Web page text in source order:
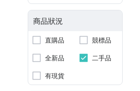
商品狀況
直購品
競標品
全新品
二手品
有現貨